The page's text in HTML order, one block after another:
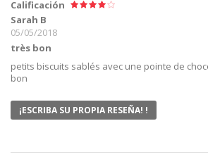
Calificación
Sarah B
05/05/2018
très bon
petits biscuits sablés avec une pointe de
bon
¡ESCRIBA SU PROPIA RESEÑA! !